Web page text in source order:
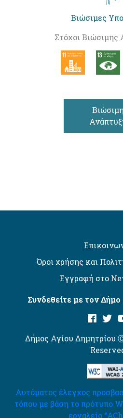
Βιώσιμες
Στόχοι Βιώσιμης
Βιώσιμη
Όροι χρήσης και
Εγγραφή στο
Συνδεθείτε με τον Δήμο
Δήμος Αγίου Δημητρίου
Αυτόματος έλεγχος
τόπου με βάση το πρότυπο
εργαλείο